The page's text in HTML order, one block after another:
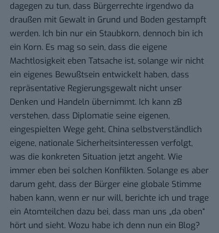
dagegen zu tun, dass Bürgerrechte irgendwo da
draußen mit Gewalt in Grund und Boden gestampft
werden. Ich bin nur ein Staubkorn, dennoch bin ich
ein Korn. Es mag so sein, dass die eigene
Machtlosigkeit eben Tatsache ist, solange wir nicht
ein eigenes Bewußtsein entwickelt haben, dass
repräsentative Regierungsgewalt nicht unser
Denken und Handeln übernimmt. Ich kann zB
verstehen, dass Diplomatie seine eigenen,
eingespielten Wege geht, China selbstverständlich
eigene, nationale Sicherheitsinteressen verfolgt,
was die konkreten Situation jetzt angeht. Wie
immer eben bei solchen Konfilkten. Solange es aber
darum geht, dass der Bürger eine globale Stimme
haben kann, wenn er nur will, berichte ich und trage
ein Atomteilchen dazu bei, dass man uns „da oben“
hört und sieht. Wozu habe ich denn nun ein Blog?